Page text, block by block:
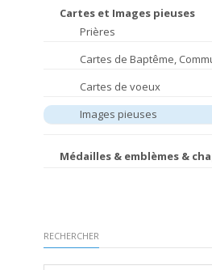
Cartes et Images pieuses
Prières
Cartes de Baptême,
Cartes de voeux
Images pieuses
Médailles & emblèmes &
RECHERCHER